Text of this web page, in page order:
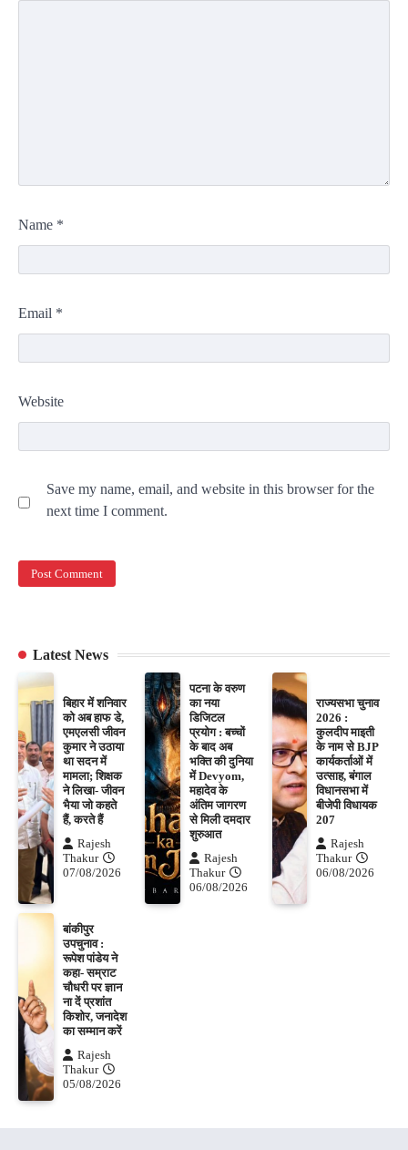
Name *
Email *
Website
Save my name, email, and website in this browser for the
next time I comment.
Latest News
बिहार में शनिवार
को अब हाफ डे,
एमएलसी जीवन
कुमार ने उठाया
था सदन में
मामला; शिक्षक
ने लिखा- जीवन
भैया जो कहते
हैं, करते हैं
Rajesh
Thakur
07/08/2026
पटना के वरुण
का नया
डिजिटल
प्रयोग : बच्चों
के बाद अब
भक्ति की दुनिया
में Devyom,
महादेव के
अंतिम जागरण
से मिली दमदार
शुरुआत
Rajesh
Thakur
06/08/2026
राज्यसभा चुनाव
2026 :
कुलदीप माइती
के नाम से BJP
कार्यकर्ताओं में
उत्साह, बंगाल
विधानसभा में
बीजेपी विधायक
207
Rajesh
Thakur
06/08/2026
बांकीपुर
उपचुनाव :
रूपेश पांडेय ने
कहा- सम्राट
चौधरी पर ज्ञान
ना दें प्रशांत
किशोर, जनादेश
का सम्मान करें
Rajesh
Thakur
05/08/2026